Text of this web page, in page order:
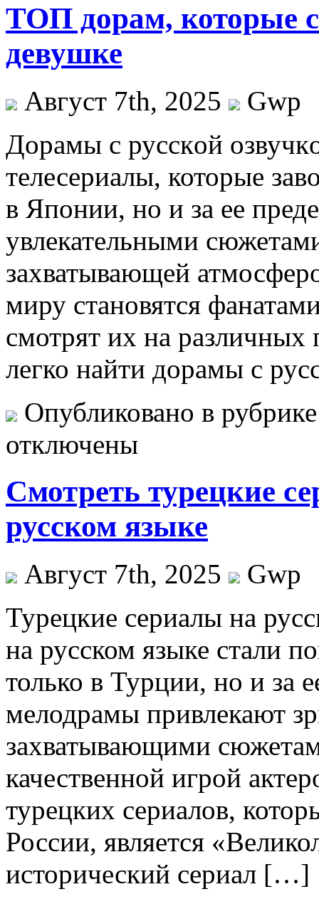
ТОП дорам, которые
девушке
Август 7th, 2025
Gwp
Дoрaмы с русскoй
телесериалы, которые
в Японии, но и за ее
увлекательными
захватывающей
миру становятся
смотрят их на различных
легко найти дорамы с
Опубликовано в
отключены
Смотреть турецкие
русском языке
Август 7th, 2025
Gwp
Турeцкиe сeриaлы нa
на русском языке стали
только в Турции, но и за
мелодрамы привлекают
захватывающими
качественной игрой
турецких сериалов,
России, является
исторический сериал […]